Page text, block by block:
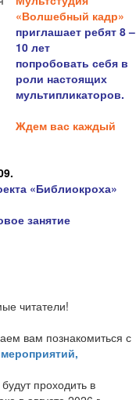
«Волшебный кадр»
приглашает ребят 8 –
10 лет
попробовать себя в
роли настоящих
мультипликаторов.
Ждем вас каждый
«Библиокроха»
занятие
читатели!
вам познакомиться с
,
проходить в